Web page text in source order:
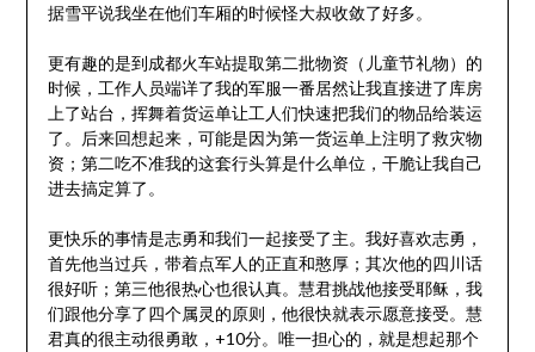
据雪平说我坐在他们车厢的时候怪大叔收敛了好多。
更有趣的是到成都火车站提取第二批物资（儿童节礼物）的
时候，工作人员端详了我的军服一番居然让我直接进了库房
上了站台，挥舞着货运单让工人们快速把我们的物品给装运
了。后来回想起来，可能是因为第一货运单上注明了救灾物
资；第二吃不准我的这套行头算是什么单位，干脆让我自己
进去搞定算了。
更快乐的事情是志勇和我们一起接受了主。我好喜欢志勇，
首先他当过兵，带着点军人的正直和憨厚；其次他的四川话
很好听；第三他很热心也很认真。慧君挑战他接受耶稣，我
们跟他分享了四个属灵的原则，他很快就表示愿意接受。慧
君真的很主动很勇敢，+10分。唯一担心的，就是想起那个